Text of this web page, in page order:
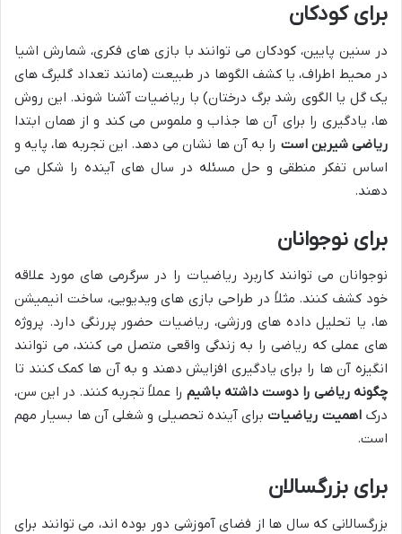
برای کودکان
در سنین پایین، کودکان می توانند با بازی های فکری، شمارش اشیا
در محیط اطراف، یا کشف الگوها در طبیعت (مانند تعداد گلبرگ های
یک گل یا الگوی رشد برگ درختان) با ریاضیات آشنا شوند. این روش
ها، یادگیری را برای آن ها جذاب و ملموس می کند و از همان ابتدا
ریاضی شیرین است را به آن ها نشان می دهد. این تجربه ها، پایه و
اساس تفکر منطقی و حل مسئله در سال های آینده را شکل می
دهند.
برای نوجوانان
نوجوانان می توانند کاربرد ریاضیات را در سرگرمی های مورد علاقه
خود کشف کنند. مثلاً در طراحی بازی های ویدیویی، ساخت انیمیشن
ها، یا تحلیل داده های ورزشی، ریاضیات حضور پررنگی دارد. پروژه
های عملی که ریاضی را به زندگی واقعی متصل می کنند، می توانند
انگیزه آن ها را برای یادگیری افزایش دهند و به آن ها کمک کنند تا
چگونه ریاضی را دوست داشته باشیم را عملاً تجربه کنند. در این سن،
درکاهمیت ریاضیات برای آینده تحصیلی و شغلی آن ها بسیار مهم
است.
برای بزرگسالان
بزرگسالانی که سال ها از فضای آموزشی دور بوده اند، می توانند برای